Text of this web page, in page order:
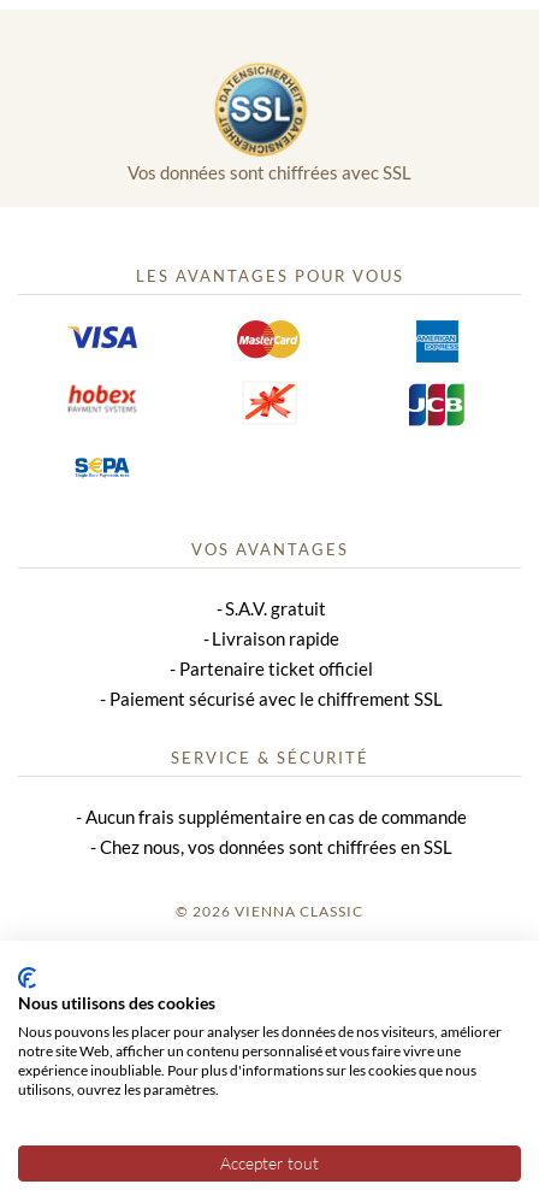
Vos données sont chiffrées avec SSL
LES AVANTAGES POUR VOUS
VOS AVANTAGES
S.A.V. gratuit
Livraison rapide
Partenaire ticket officiel
Paiement sécurisé avec le chiffrement SSL
SERVICE & SÉCURITÉ
Aucun frais supplémentaire en cas de commande
Chez nous, vos données sont chiffrées en SSL
© 2026 VIENNA CLASSIC
CGV
Nous utilisons des cookies
Nous pouvons les placer pour analyser les données de nos visiteurs, améliorer
notre site Web, afficher un contenu personnalisé et vous faire vivre une
expérience inoubliable. Pour plus d'informations sur les cookies que nous
utilisons, ouvrez les paramètres.
Accepter tout